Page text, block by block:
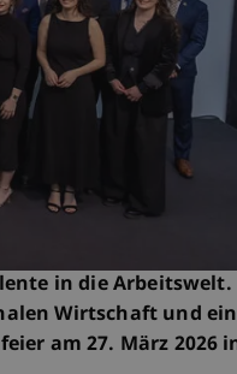
in die Arbeitswelt.
Wirtschaft und ein
am 27. März 2026